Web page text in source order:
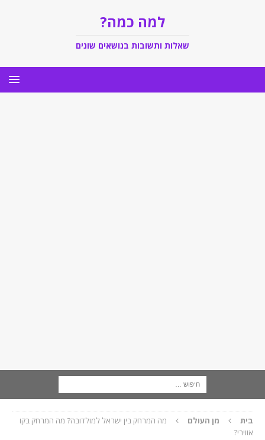
למה כמה?
שאלות ותשובות בנושאים שונים
בית מן העולם
מה המרחק בין ישראל למולדובה? מה המרחק בקו
אווירי?